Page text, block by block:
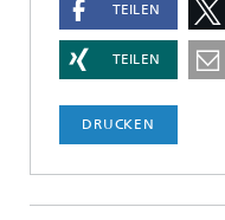
TEILEN
TEILEN
DRUCKEN